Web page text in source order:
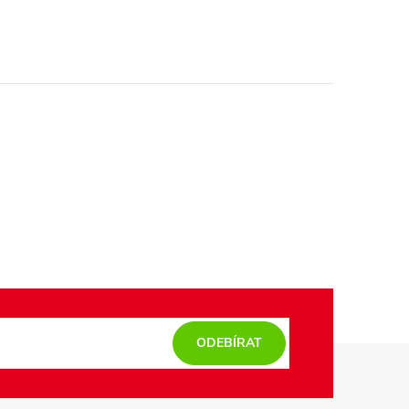
ODEBÍRAT